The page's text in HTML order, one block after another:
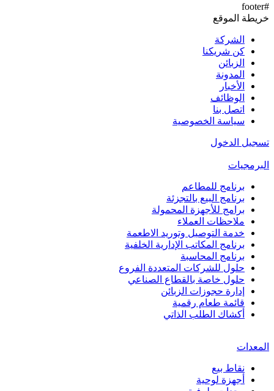
#footer
خريطة الموقع
الشركة
كن شريكنا
الزبائن
المدونة
الأخبار
الوظائف
اتصل بنا
سياسة الخصوصية
تسجيل الدخول
البرمجيات
برنامج للمطاعم
برنامج البيع بالتجزئة
برامج للأجهزة المحمولة
ملاحظات العملاء
خدمة التوصيل وتوريد الاطعمة
برنامج المكاتب الإدارية الخلفية
برنامج المحاسبة
حلول للشركات المتعددة الفروع
حلول خاصة بالقطاع الصناعي
إدارة حجوزات الزبائن
قائمة طعام رقمية
أكشاك الطلب الذاتي
المعدات
نقاط بيع
أجهزة لوحية